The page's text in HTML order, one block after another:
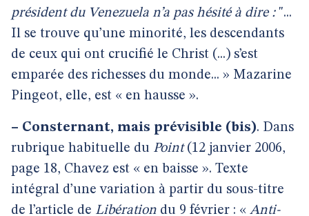
président du Venezuela n’a pas hésité à dire : "...
Il se trouve qu’une minorité, les descendants
de ceux qui ont crucifié le Christ (...) s’est
emparée des richesses du monde... » Mazarine
Pingeot, elle, est « en hausse ».
– Consternant, mais prévisible (bis). Dans
rubrique habituelle du Point(12 janvier 2006,
page 18, Chavez est « en baisse ». Texte
intégral d’une variation à partir du sous-titre
de l’article de Libération du 9 février : « Anti-